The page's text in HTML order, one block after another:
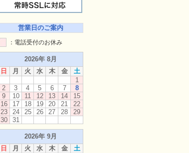
営業日のご案内
：電話受付のお休み
2026年 8月
日
月 火 水 木 金
土
1
2
3 4 5 6 7
8
9
10 11 12 13 14
15
16
17 18 19 20 21
22
23
24 25 26 27 28
29
30
31
2026年 9月
日
月 火 水 木 金
土